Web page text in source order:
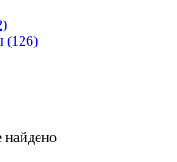
(126)
найдено